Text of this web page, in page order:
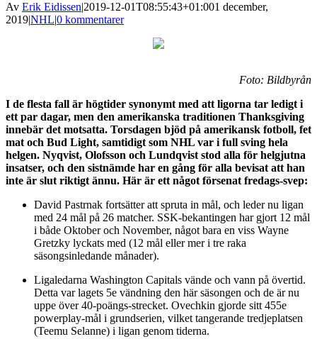
Av Erik Eidissen|2019-12-01T08:55:43+01:001 december,
2019|NHL|0 kommentarer
Foto: Bildbyrån
I de flesta fall är högtider synonymt med att ligorna tar ledigt i
ett par dagar, men den amerikanska traditionen Thanksgiving
innebär det motsatta. Torsdagen bjöd på amerikansk fotboll, fet
mat och Bud Light, samtidigt som NHL var i full sving hela
helgen. Nyqvist, Olofsson och Lundqvist stod alla för helgjutna
insatser, och den sistnämde har en gång för alla bevisat att han
inte är slut riktigt ännu. Här är ett något försenat fredags-svep:
David Pastrnak fortsätter att spruta in mål, och leder nu ligan
med 24 mål på 26 matcher. SSK-bekantingen har gjort 12 mål
i både Oktober och November, något bara en viss Wayne
Gretzky lyckats med (12 mål eller mer i tre raka
säsongsinledande månader).
Ligaledarna Washington Capitals vände och vann på övertid.
Detta var lagets 5e vändning den här säsongen och de är nu
uppe över 40-poängs-strecket. Ovechkin gjorde sitt 455e
powerplay-mål i grundserien, vilket tangerande tredjeplatsen
(Teemu Selanne) i ligan genom tiderna.